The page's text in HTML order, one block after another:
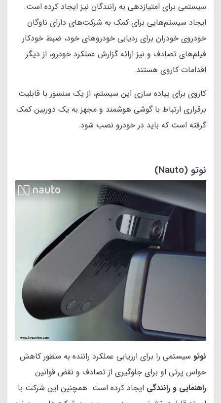
سیستمی برای امتیازدهی به رانندگان نیز ایجاد کرده است.
ایجاد سیستم‌هایی برای کمک به شرکت‌های دارای ناوگان
خودروی خودران برای ردیابی خودروهای خود، ضبط خودکار
فیلم‌های تصادف و نیز ارائه گزارش عملکرد خودرو، از دیگر
اقدامات کاروی هستند.
کاروی برای پیاده‌ سازی این‌ سیستم، از یک سنسور با قابلیت
برقراری ارتباط با گوشی هوشمند و مجهز به یک دوربین کمک
گرفته است که باید در خودرو نصب شود.
نوتو (Nauto)
نوتو سیستمی را برای ارزیابی عملکرد راننده به‌ منظور کاهش
حواس‌ پرتی او برای جلوگیری از تصادف و نقض قوانین
راهنمایی و رانندگی ایجاد کرده است. همچنین این‌ شرکت با